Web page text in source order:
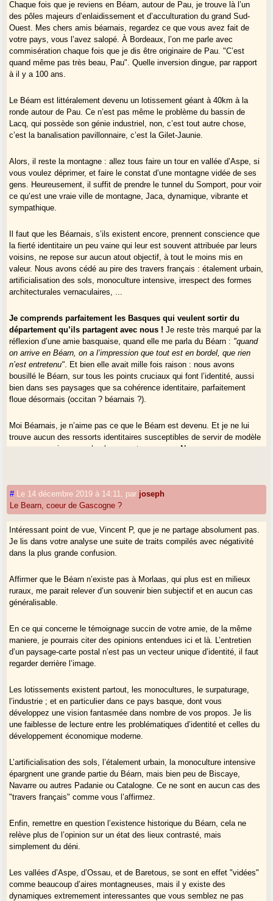
il y a encore 20 ans quelques "parçans" plus conservateurs, tandis que
la vallée du Gave, elle, entre Orthez et Nay le cœur du Béarn, entrait
dans l’ère industrielle, avec du retard.
Chaque fois que je reviens en Béarn, autour de Pau, je trouve là l’un
des pôles majeurs d’enlaidissement et d’acculturation du grand Sud-
Ouest. Mes chers amis béarnais, regardez ce que vous avez fait de
votre pays, vous l’avez salopé. À Bordeaux, l’on me parle avec
commisération chaque fois que je dis être originaire de Pau. "C’est
quand même pas très beau, Pau". Quelle inversion dingue, par rapport
à il y a 100 ans.
Le Béarn est littéralement devenu un lotissement géant à 40km à la
ronde autour de Pau. Ce n’est pas même le problème du bassin de
Lacq, qui possède son génie industriel, non, c’est tout autre chose,
c’est la banalisation pavillonnaire, c’est la Gilet-Jaunie.
Alors, il reste la montagne : allez tous faire un tour en vallée d’Aspe, si
vous voulez déprimer, et faire le constat d’une montagne vidée de ses
gens. Heureusement, il suffit de prendre le tunnel du Somport, pour voir
ce qu’est une vraie ville de montagne, Jaca, dynamique, vibrante et
sympathique.
Il faut que les Béarnais, s’ils existent encore, prennent conscience que
la fierté identitaire un peu vaine qui leur est souvent attribuée par leurs
voisins, ne repose sur aucun atout objectif, à tout le moins mis en
valeur. Nous avons cédé au pire des travers français : étalement urbain,
artificialisation des sols, monoculture intensive, irrespect des formes
architecturales vernaculaires, ...
Je comprends parfaitement les Basques qui veulent sortir du
département qu’ils partagent avec nous ! Je reste très marqué par la
réflexion d’une amie basquaise, quand elle me parla du Béarn : "quand
on arrive en Béarn, on a l’impression que tout est en bordel, que rien
n’est entretenu" . Et bien elle avait mille fois raison : nous avons
bousillé le Béarn, sur tous les points cruciaux qui font l’identité, aussi
bien dans ses paysages que sa cohérence identitaire, parfaitement
floue désormais (occitan ? béarnais ?).
Moi Béarnais, je n’aime pas ce que le Béarn est devenu. Et je ne lui
trouve aucun des ressorts identitaires susceptibles de servir de modèle
pour une renaissance plus largement gasconne. Nous nous sommes
# Le 14 décembre 2019 à 14:11 par joseph
Le Bearn, coeur de Gascogne ?
Intéressant point de vue, Vincent P, que je ne partage absolument pas.
Je lis dans votre analyse une suite de traits compilés avec négativité
dans la plus grande confusion.
Affirmer que le Béarn n’existe pas à Morlaas, qui plus est en milieux
ruraux, me parait relever d’un souvenir bien subjectif et en aucun cas
généralisable.
En ce qui concerne le témoignage succin de votre amie, de la même
maniere, je pourrais citer des opinions entendues ici et là. L’entretien
d’un paysage-carte postal n’est pas un vecteur unique d’identité, il faut
regarder derrière l’image.
Les lotissements existent partout, les monocultures, le surpaturage,
l’industrie ; et en particulier dans ce pays basque, dont vous
développez une vision fantasmée dans nombre de vos propos. Je lis
une faiblesse de lecture entre les problématiques d’identité et celles du
développement économique moderne.
L’artificialisation des sols, l’étalement urbain, la monoculture intensive
épargnent une grande partie du Béarn, mais bien peu de Biscaye,
Navarre ou autres Padanie ou Catalogne. Ce ne sont en aucun cas des
"travers français" comme vous l’affirmez.
Enfin, remettre en question l’existence historique du Béarn, cela ne
relève plus de l’opinion sur un état des lieux contrasté, mais
simplement du déni.
Les vallées d’Aspe, d’Ossau, et de Baretous, se sont en effet "vidées"
comme beaucoup d’aires montagneuses, mais il y existe des
dynamiques extremement interessantes que vous semblez ne pas